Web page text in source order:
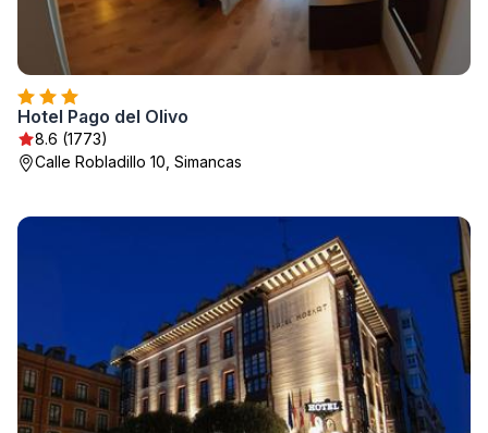
Hotel Pago del Olivo
8.6 (1773)
Calle Robladillo 10, Simancas